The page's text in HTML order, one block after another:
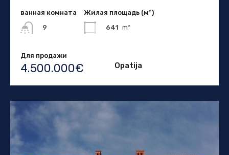
ванная комната
9
Жилая площадь (м²)
641 m²
Для продажи
4.500.000€ Opatija